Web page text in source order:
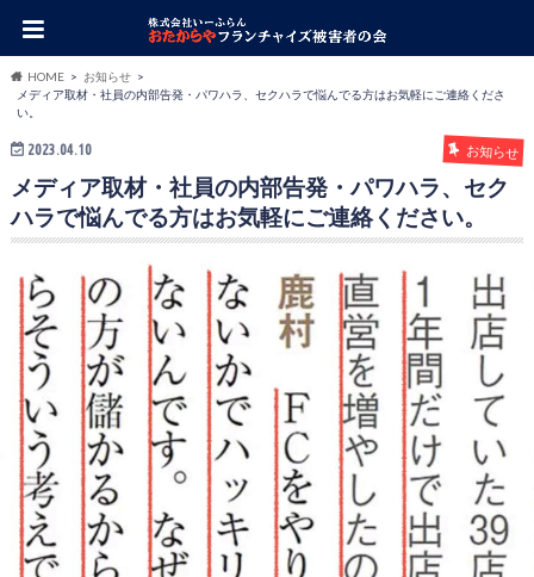
HOME
お知らせ
メディア取材・社員の内部告発・パワハラ、セクハラで悩んでる方はお気軽にご連絡くださ
い。
2023.04.10 お知らせ
メディア取材・社員の内部告発・パワハラ、セク
ハラで悩んでる方はお気軽にご連絡ください。